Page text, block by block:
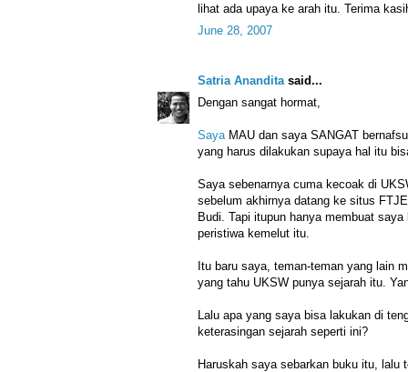
lihat ada upaya ke arah itu. Terima
June 28, 2007
Satria Anandita said...
Dengan sangat hormat,
Saya MAU dan saya SANGAT
yang harus dilakukan supaya hal itu
Saya sebenarnya cuma kecoak di
sebelum akhirnya datang ke situs
Budi. Tapi itupun hanya membuat
peristiwa kemelut itu.
Itu baru saya, teman-teman yang lain
yang tahu UKSW punya sejarah itu.
Lalu apa yang saya bisa lakukan di
keterasingan sejarah seperti ini?
Haruskah saya sebarkan buku itu, lalu